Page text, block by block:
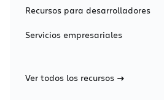
Recursos para desarrolladores
Servicios empresariales
Ver todos los recursos